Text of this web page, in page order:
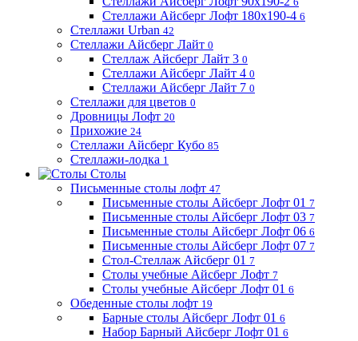
Стеллажи Айсберг Лофт 180х190-4 6
Стеллажи Urban 42
Стеллажи Айсберг Лайт 0
Стеллаж Айсберг Лайт 3 0
Стеллажи Айсберг Лайт 4 0
Стеллажи Айсберг Лайт 7 0
Стеллажи для цветов 0
Дровницы Лофт 20
Прихожие 24
Стеллажи Айсберг Кубо 85
Стеллажи-лодка 1
Столы
Письменные столы лофт 47
Письменные столы Айсберг Лофт 01 7
Письменные столы Айсберг Лофт 03 7
Письменные столы Айсберг Лофт 06 6
Письменные столы Айсберг Лофт 07 7
Стол-Стеллаж Айсберг 01 7
Столы учебные Айсберг Лофт 7
Столы учебные Айсберг Лофт 01 6
Обеденные столы лофт 19
Барные столы Айсберг Лофт 01 6
Набор Барный Айсберг Лофт 01 6